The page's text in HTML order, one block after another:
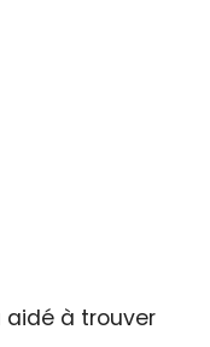
aidé à trouver